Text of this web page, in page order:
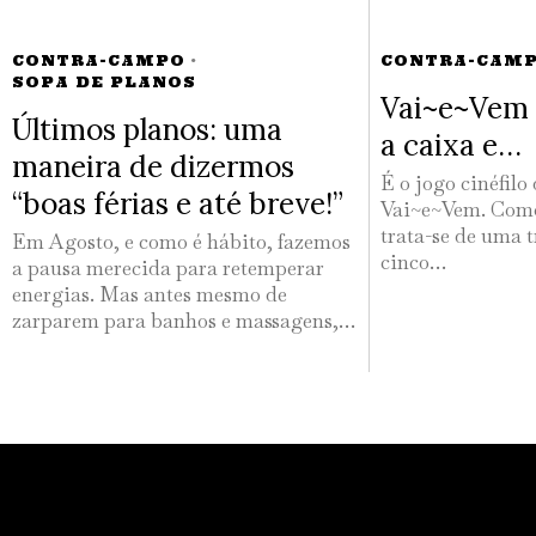
CONTRA-CAMPO ·
SOPA DE PLANOS
Últimos planos: uma
maneira de dizermos
“boas férias e até breve!”
Em Agosto, e como é hábito, fazemos
a pausa merecida para retemperar
energias. Mas antes mesmo de
zarparem para banhos e massagens,…
CONTRA-
a caixa e…
É o jogo cinéfilo
Vai~e~Vem.
trata-se de uma
cinco…